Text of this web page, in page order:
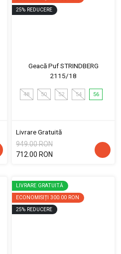
25% REDUCERE
Geacă Puf STRINDBERG
2115/18
48 50 52 54 56
Livrare Gratuită
949.00 RON
712.00 RON
LIVRARE GRATUITĂ
ECONOMISIȚI 300.00 RON
25% REDUCERE